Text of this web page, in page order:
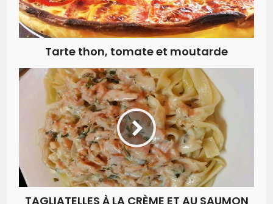
Tarte thon, tomate et moutarde
TAGLIATELLES À LA CRÈME ET AU SAUMON